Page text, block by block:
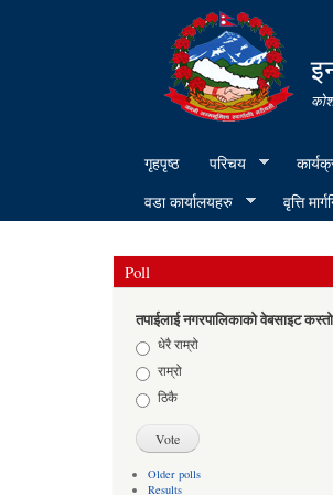
गृहपृष्ठ परिचय
वडा कार्यालयहरु
वृत्ति
Poll
तपाईलाई नगरपालिकाको वेबसाइट
Choicesधेरै राम्रो
राम्रो
ठिकै
Older polls
Results